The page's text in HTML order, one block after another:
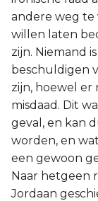
andere weg te
willen laten
zijn. Niemand
beschuldigen
zijn, hoewel er
misdaad. Dit
geval, en kan
worden, en
een gewoon
Naar hetgeen
Jordaan